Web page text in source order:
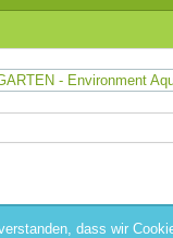
dass wir